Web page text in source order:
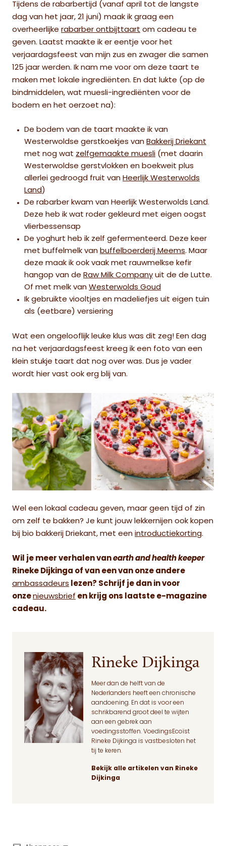
Tijdens de rabarbertijd (vanaf april tot de langste
dag van het jaar, 21 juni) maak ik graag een
overheerlijke rabarber ontbijttaart om cadeau te
geven. Laatst maakte ik er eentje voor het
verjaardagsfeest van mijn zus en zwager die samen
125 jaar werden. Ik nam me voor om deze taart te
maken met lokale ingrediënten. En dat lukte (op de
bindmiddelen, wat muesli-ingrediënten voor de
bodem en het oerzoet na):
De bodem van de taart maakte ik van
Westerwoldse gerstkoekjes van Bakkerij Driekant
met nog wat zelfgemaakte muesli (met daarin
Westerwoldse gerstvlokken en boekweit plus
allerlei gedroogd fruit van Heerlijk Westerwolds
Land )
De rabarber kwam van Heerlijk Westerwolds Land.
Deze heb ik wat roder gekleurd met eigen oogst
vlierbessensap
De yoghurt heb ik zelf gefermenteerd. Deze keer
met buffelmelk van buffelboerderij Meems. Maar
deze maak ik ook vaak met rauwmelkse kefir
hangop van de Raw Milk Company uit de de Lutte.
Of met melk van Westerwolds Goud
Ik gebruikte viooltjes en madeliefjes uit eigen tuin
als (eetbare) versiering
Wat een ongelooflijk leuke klus was dit zeg! Een dag
na het verjaardagsfeest kreeg ik een foto van een
klein stukje taart dat nog over was. Dus je vader
wordt hier vast ook erg blij van.
Wel een lokaal cadeau geven, maar geen tijd of zin
om zelf te bakken? Je kunt jouw lekkernijen ook kopen
bij bio bakkerij Driekant, met een introductiekorting.
Wil je meer verhalen van earth and health keeper
Rineke Dijkinga of van een van onze andere
ambassadeurs lezen? Schrijf je dan in voor
onze nieuwsbrief en krijg ons laatste e-magazine
cadeau.
Rineke Dijkinga
Meer dan de helft van de
Nederlanders heeft een chronische
aandoening. En dat is voor een
schrikbarend groot deel te wijten
aan een gebrek aan
voedingsstoffen. VoedingsEcoïst
Rineke Dijkinga is vastbesloten het
tij te keren.
Bekijk alle artikelen van Rineke
Dijkinga